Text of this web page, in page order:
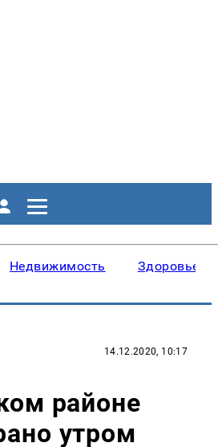
Недвижимость Здоровье
14.12.2020, 10:17
районе
утром